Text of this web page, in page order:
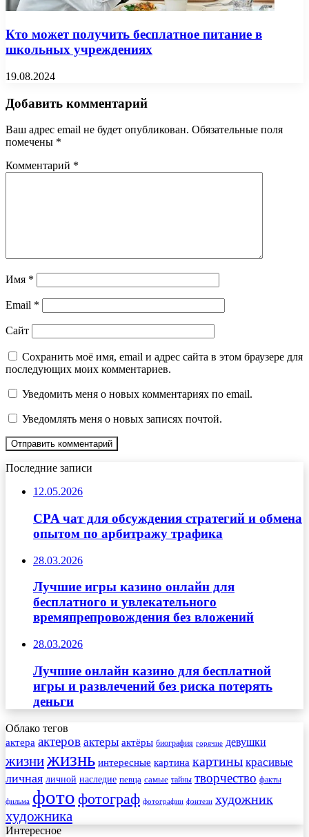
Кто может получить бесплатное питание в
школьных учреждениях
19.08.2024
Добавить комментарий
Ваш адрес email не будет опубликован. Обязательные поля
помечены *
Комментарий *
Имя *
Email *
Сайт
Сохранить моё имя, email и адрес сайта в этом браузере для
последующих моих комментариев.
Уведомить меня о новых комментариях по email.
Уведомлять меня о новых записях почтой.
Последние записи
12.05.2026
CPA чат для обсуждения стратегий и обмена
опытом по арбитражу трафика
28.03.2026
Лучшие игры казино онлайн для
бесплатного и увлекательного
времяпрепровождения без вложений
28.03.2026
Лучшие онлайн казино для бесплатной
игры и развлечений без риска потерять
деньги
Облако тегов
актера актеров актеры актёры биография горячие девушки
жизнижизнь интересные картина картины красивые
личная личной наследие певца самые тайны творчество факты
фильма фото фотограф фотографии фэнтези художник
художника
Интересное